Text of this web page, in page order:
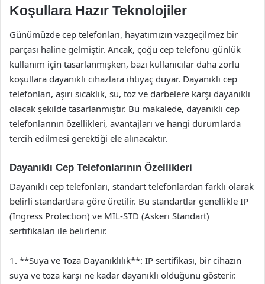
Koşullara Hazır Teknolojiler
Günümüzde cep telefonları, hayatımızın vazgeçilmez bir
parçası haline gelmiştir. Ancak, çoğu cep telefonu günlük
kullanım için tasarlanmışken, bazı kullanıcılar daha zorlu
koşullara dayanıklı cihazlara ihtiyaç duyar. Dayanıklı cep
telefonları, aşırı sıcaklık, su, toz ve darbelere karşı dayanıklı
olacak şekilde tasarlanmıştır. Bu makalede, dayanıklı cep
telefonlarının özellikleri, avantajları ve hangi durumlarda
tercih edilmesi gerektiği ele alınacaktır.
Dayanıklı Cep Telefonlarının Özellikleri
Dayanıklı cep telefonları, standart telefonlardan farklı olarak
belirli standartlara göre üretilir. Bu standartlar genellikle IP
(Ingress Protection) ve MIL-STD (Askeri Standart)
sertifikaları ile belirlenir.
1. **Suya ve Toza Dayanıklılık**: IP sertifikası, bir cihazın
suya ve toza karşı ne kadar dayanıklı olduğunu gösterir.